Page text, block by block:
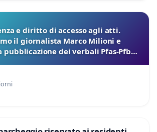
e diritto di accesso agli atti.
il giornalista Marco Milioni e
pubblicazione dei verbali Pfas-Pfba